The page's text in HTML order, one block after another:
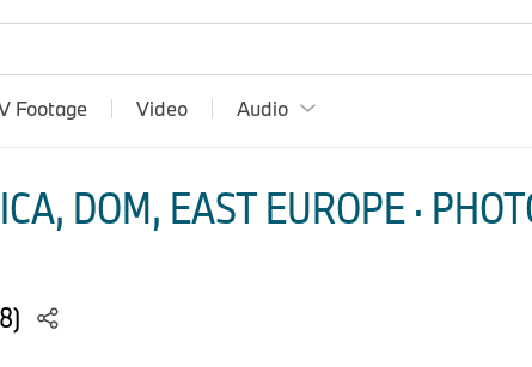
Footage Video Audio
DOM, EAST EUROPE ·